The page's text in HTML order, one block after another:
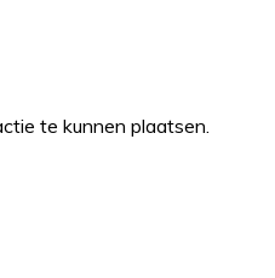
te kunnen plaatsen.